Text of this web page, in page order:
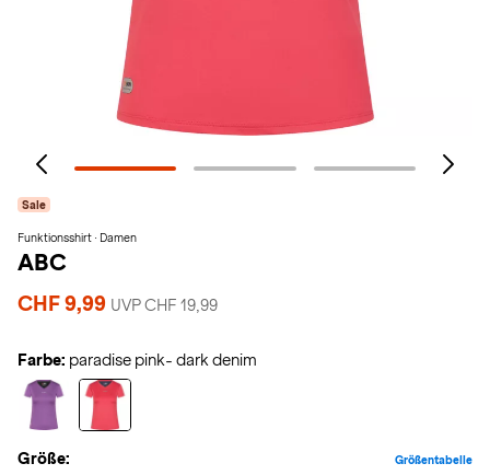
Sale
Funktionsshirt · Damen
ABC
CHF 9,99 UVP CHF 19,99
Farbe: paradise pink- dark denim
Größe: Größentabelle